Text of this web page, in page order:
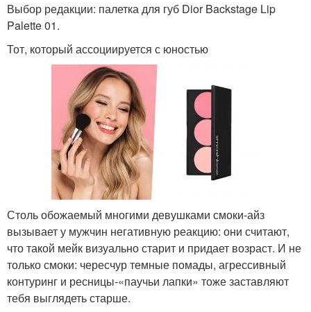
Выбор редакции: палетка для губ Dior Backstage Lip
Palette 01.
Тот, который ассоциируется с юностью
Столь обожаемый многими девушками смоки-айз
вызывает у мужчин негативную реакцию: они считают,
что такой мейк визуально старит и придает возраст. И не
только смоки: чересчур темные помады, агрессивный
контуринг и ресницы-«паучьи лапки» тоже заставляют
тебя выглядеть старше.